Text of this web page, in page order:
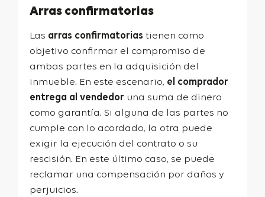
Arras confirmatorias
Las arras confirmatorias tienen como
objetivo confirmar el compromiso de
ambas partes en la adquisición del
inmueble. En este escenario, el comprador
entrega al vendedor una suma de dinero
como garantía. Si alguna de las partes no
cumple con lo acordado, la otra puede
exigir la ejecución del contrato o su
rescisión. En este último caso, se puede
reclamar una compensación por daños y
perjuicios.